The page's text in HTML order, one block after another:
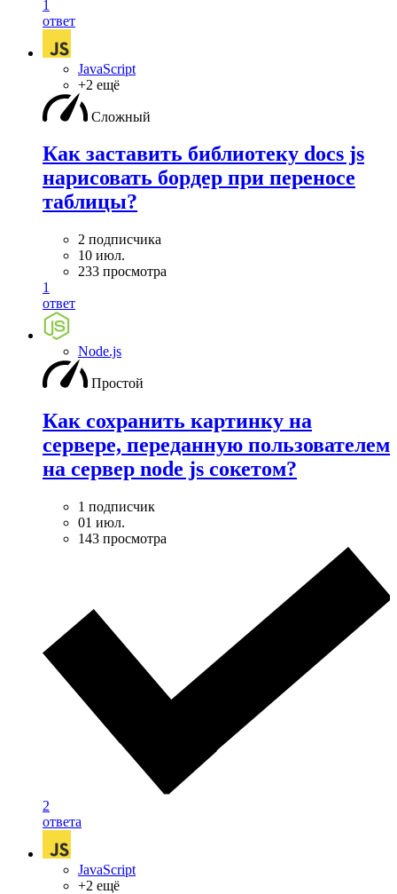
1
ответ
JavaScript
+2 ещё
Сложный
Как заставить библиотеку docs js
нарисовать бордер при переносе
таблицы?
2 подписчика
10 июл.
233 просмотра
1
ответ
Node.js
Простой
Как сохранить картинку на
сервере, переданную пользователем
на сервер node js сокетом?
1 подписчик
01 июл.
143 просмотра
2
ответа
JavaScript
+2 ещё